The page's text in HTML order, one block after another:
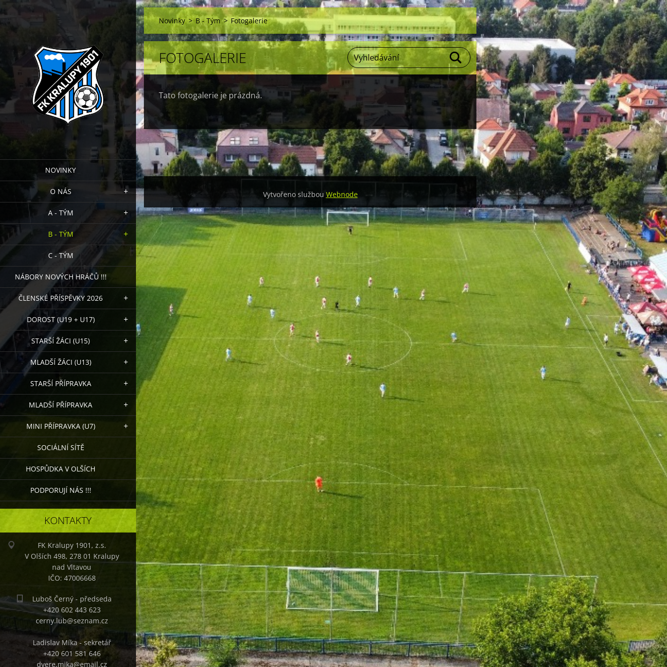
NOVINKY
O NÁS
A - TÝM
B - TÝM
C - TÝM
NÁBORY NOVÝCH HRÁČŮ !!!
ČLENSKÉ PŘÍSPĚVKY 2026
DOROST (U19 + U17)
STARŠÍ ŽÁCI (U15)
MLADŠÍ ŽÁCI (U13)
STARŠÍ PŘÍPRAVKA
MLADŠÍ PŘÍPRAVKA
MINI PŘÍPRAVKA (U7)
SOCIÁLNÍ SÍTĚ
HOSPŮDKA V OLŠÍCH
PODPORUJÍ NÁS !!!
KONTAKTY
FK Kralupy 1901, z.s.
V Olších 498, 278 01 Kralupy
nad Vltavou
IČO: 47006668
Luboš Černý - předseda
+420 602 443 623
cerny.lub@seznam.cz
Ladislav Míka - sekretář
+420 601 581 646
dvere.mika@email.cz
Novinky > B - Tým > Fotogalerie
FOTOGALERIE
Tato fotogalerie je prázdná.
Vytvořeno službou Webnode